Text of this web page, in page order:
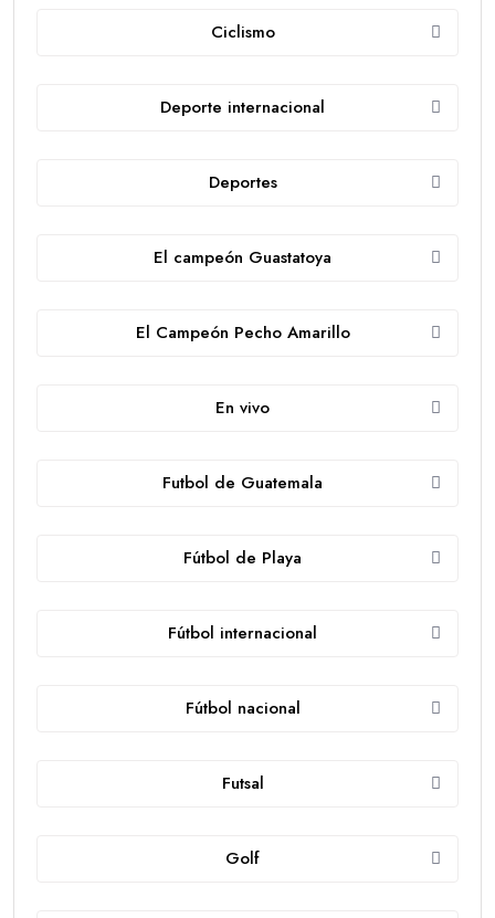
Ciclismo
Deporte internacional
Deportes
El campeón Guastatoya
El Campeón Pecho Amarillo
En vivo
Futbol de Guatemala
Fútbol de Playa
Fútbol internacional
Fútbol nacional
Futsal
Golf